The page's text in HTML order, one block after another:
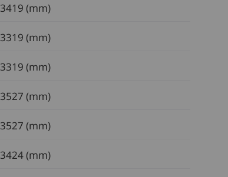
3419 (mm)
3319 (mm)
3319 (mm)
3527 (mm)
3527 (mm)
3424 (mm)